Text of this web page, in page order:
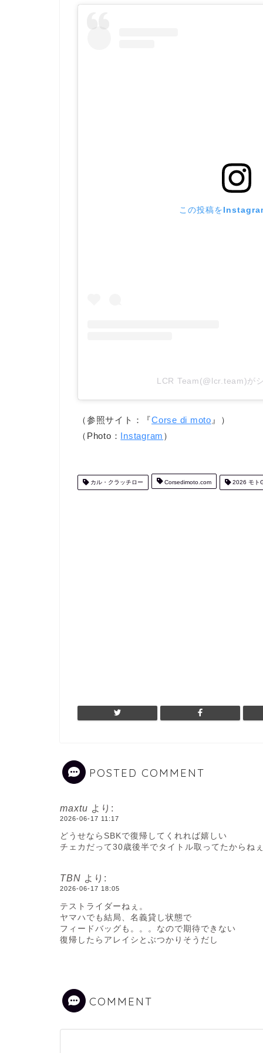
この投稿を
LCR Team(@lcr.team)が
（参照サイト：『Corse di moto 』）
（Photo： Instagram ）
カル・クラッチロー Corsedimoto.com 2026 モト
POSTED COMMENT
maxtu より:
2026-06-17 11:17
どうせならSBKで復帰してくれれば嬉しい
チェカだって30歳後半でタイトル取ってたからねぇ
TBN より:
2026-06-17 18:05
テストライダーねぇ。
ヤマハでも結局、名義貸し状態で
フィードバッグも。。。なので期待できない
復帰したらアレイシとぶつかりそうだし
COMMENT